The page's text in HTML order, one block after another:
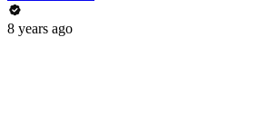
8 years ago